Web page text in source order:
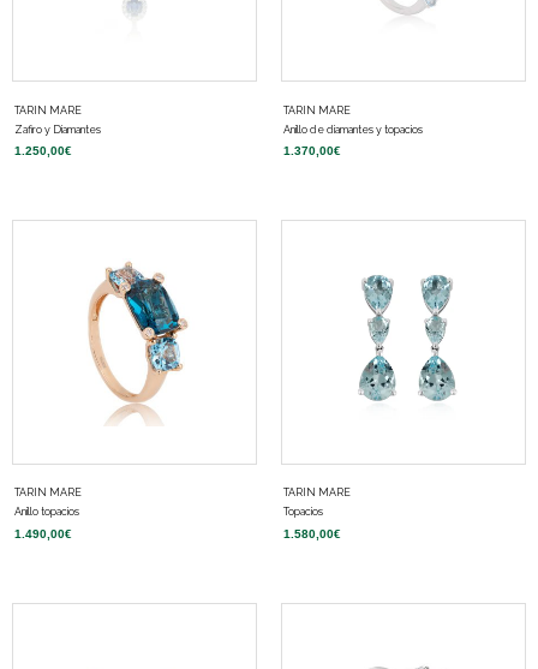
TARIN MARE
Zafiro y Diamantes
1.250,00€
TARIN MARE
Anillo de diamantes y topacios
1.370,00€
TARIN MARE
Anillo topacios
1.490,00€
TARIN MARE
Topacios
1.580,00€